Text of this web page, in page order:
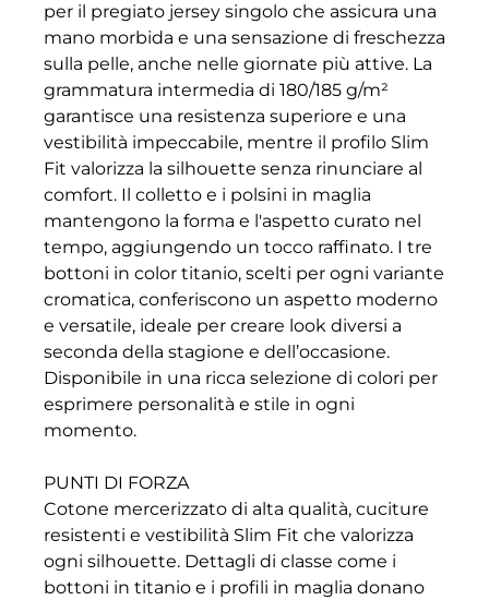
per il pregiato jersey singolo che assicura una
mano morbida e una sensazione di freschezza
sulla pelle, anche nelle giornate più attive. La
grammatura intermedia di 180/185 g/m²
garantisce una resistenza superiore e una
vestibilità impeccabile, mentre il profilo Slim
Fit valorizza la silhouette senza rinunciare al
comfort. Il colletto e i polsini in maglia
mantengono la forma e l'aspetto curato nel
tempo, aggiungendo un tocco raffinato. I tre
bottoni in color titanio, scelti per ogni variante
cromatica, conferiscono un aspetto moderno
e versatile, ideale per creare look diversi a
seconda della stagione e dell’occasione.
Disponibile in una ricca selezione di colori per
esprimere personalità e stile in ogni
momento.
PUNTI DI FORZA
Cotone mercerizzato di alta qualità, cuciture
resistenti e vestibilità Slim Fit che valorizza
ogni silhouette. Dettagli di classe come i
bottoni in titanio e i profili in maglia donano